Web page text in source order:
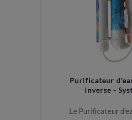
Purificateur
inverse -
Le Purificateur